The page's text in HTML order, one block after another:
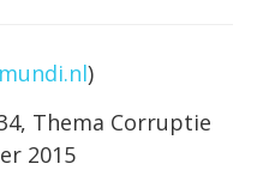
)
Thema Corruptie
2015